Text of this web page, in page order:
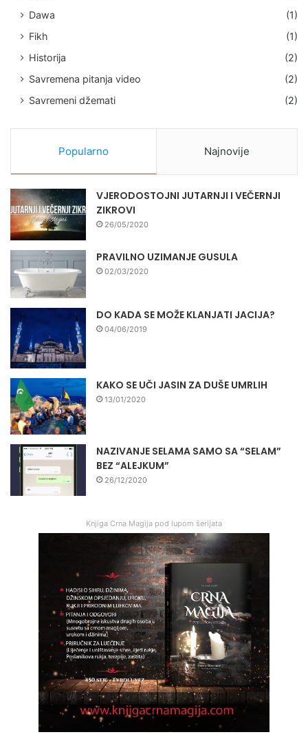
Dawa
(1)
Fikh
(1)
Historija
(2)
Savremena pitanja video
(2)
Savremeni džemati
(2)
Popularno Najnovije
VJERODOSTOJNI JUTARNJI I VEČERNJI
ZIKROVI
26/05/2020
PRAVILNO UZIMANJE GUSULA
02/03/2020
DO KADA SE MOŽE KLANJATI JACIJA?
04/06/2019
KAKO SE UČI JASIN ZA DUŠE UMRLIH
13/01/2020
NAZIVANJE SELAMA SAMO SA “SELAM”
BEZ “ALEJKUM”
26/12/2020
Knjiga Crna Magija pod lupom šerijata